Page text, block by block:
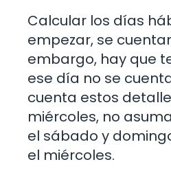
Calcular los días
empezar, se
embargo, hay que
ese día no se
cuenta estos
miércoles, no
el sábado y
el miércoles.